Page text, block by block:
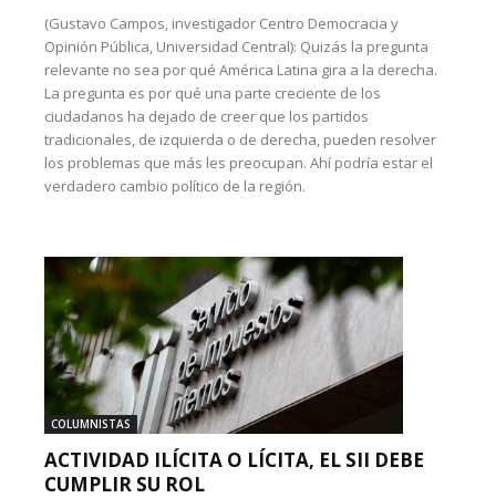
(Gustavo Campos, investigador Centro Democracia y
Opinión Pública, Universidad Central): Quizás la pregunta
relevante no sea por qué América Latina gira a la derecha.
La pregunta es por qué una parte creciente de los
ciudadanos ha dejado de creer que los partidos
tradicionales, de izquierda o de derecha, pueden resolver
los problemas que más les preocupan. Ahí podría estar el
verdadero cambio político de la región.
COLUMNISTAS
ACTIVIDAD ILÍCITA O LÍCITA, EL SII DEBE
CUMPLIR SU ROL